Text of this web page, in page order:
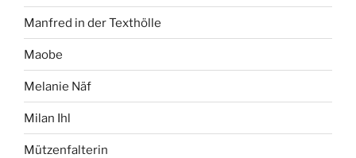
Manfred in der Texthölle
Maobe
Melanie Näf
Milan Ihl
Mützenfalterin